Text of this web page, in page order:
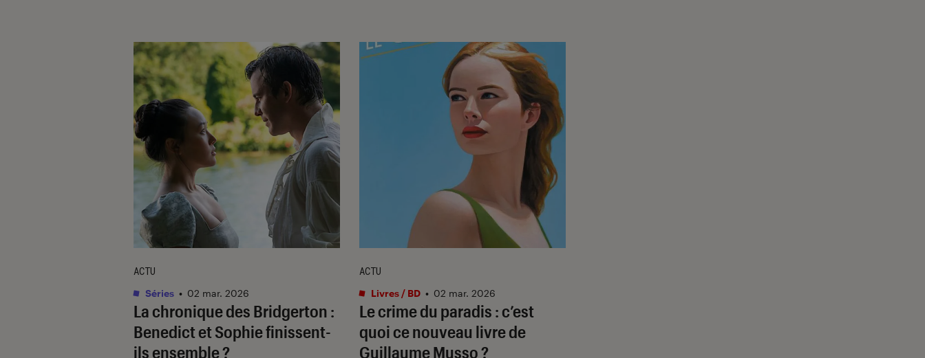
La chronique des Bridgerton :
Benedict et Sophie finissent-
ils ensemble ?
ACTU
Séries • 02 mar. 2026
Le crime du paradis : c’est
quoi ce nouveau livre de
Guillaume Musso ?
ACTU
Livres / BD • 02 mar. 2026